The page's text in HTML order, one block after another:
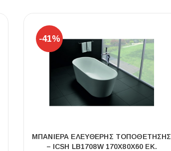
-41%
ΜΠΑΝΙΈΡΑ ΕΛΕΎΘΕΡΗΣ ΤΟΠΟΘΈΤΗΣΗΣ
– ICSH LB1708W 170X80X60 ΕΚ.